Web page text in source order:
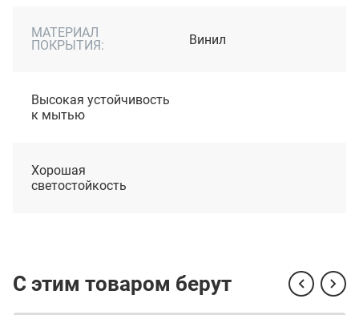
МАТЕРИАЛ
ПОКРЫТИЯ:
Винил
Высокая устойчивость
к мытью
Хорошая
светостойкость
С этим товаром берут